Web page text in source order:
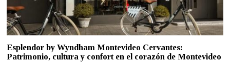
Esplendor by Wyndham Montevideo Cervantes:
Patrimonio, cultura y confort en el corazón de Montevideo